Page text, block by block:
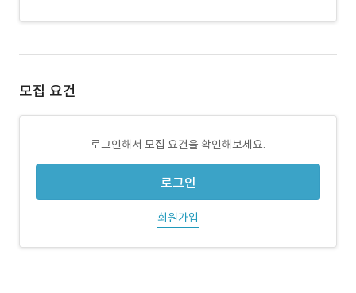
모집 요건
로그인해서 모집 요건을 확인해보세요.
로그인
회원가입